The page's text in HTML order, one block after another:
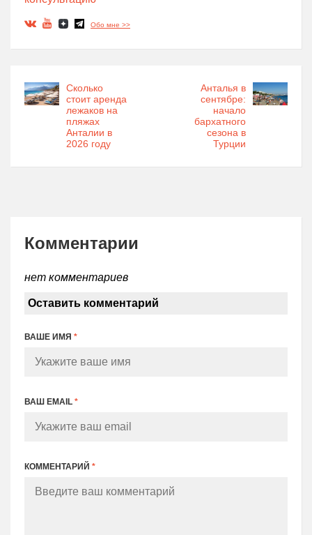
Обо мне >>
Сколько
стоит аренда
лежаков на
пляжах
Анталии в
2026 году
Анталья в
сентябре:
начало
бархатного
сезона в
Турции
Комментарии
нет комментариев
Оставить комментарий
ВАШЕ ИМЯ *
ВАШ EMAIL *
КОММЕНТАРИЙ *